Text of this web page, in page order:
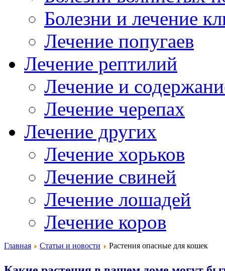
Болезни и лечение
Лечение попугаев
Лечение рептилий
Лечение и
Лечение черепах
Лечение других
Лечение хорьков
Лечение свиней
Лечение лошадей
Лечение коров
Главная Статьи и новости Растения опасные для кошек